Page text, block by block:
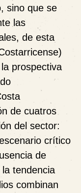
sino que se
las
de esta
prospectiva
de cuatros
del sector:
crítico
de
tendencia
combinan